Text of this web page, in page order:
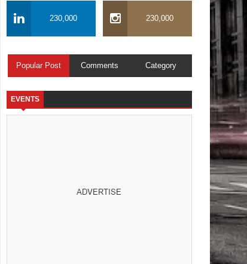
230,000 230,000
Popular Post Comments Category
EVENTS